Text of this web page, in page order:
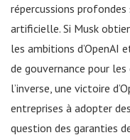
répercussions profondes
artificielle. Si Musk
les ambitions d’OpenAI
de gouvernance pour
l’inverse, une victoire
entreprises à adopter
question des garanties